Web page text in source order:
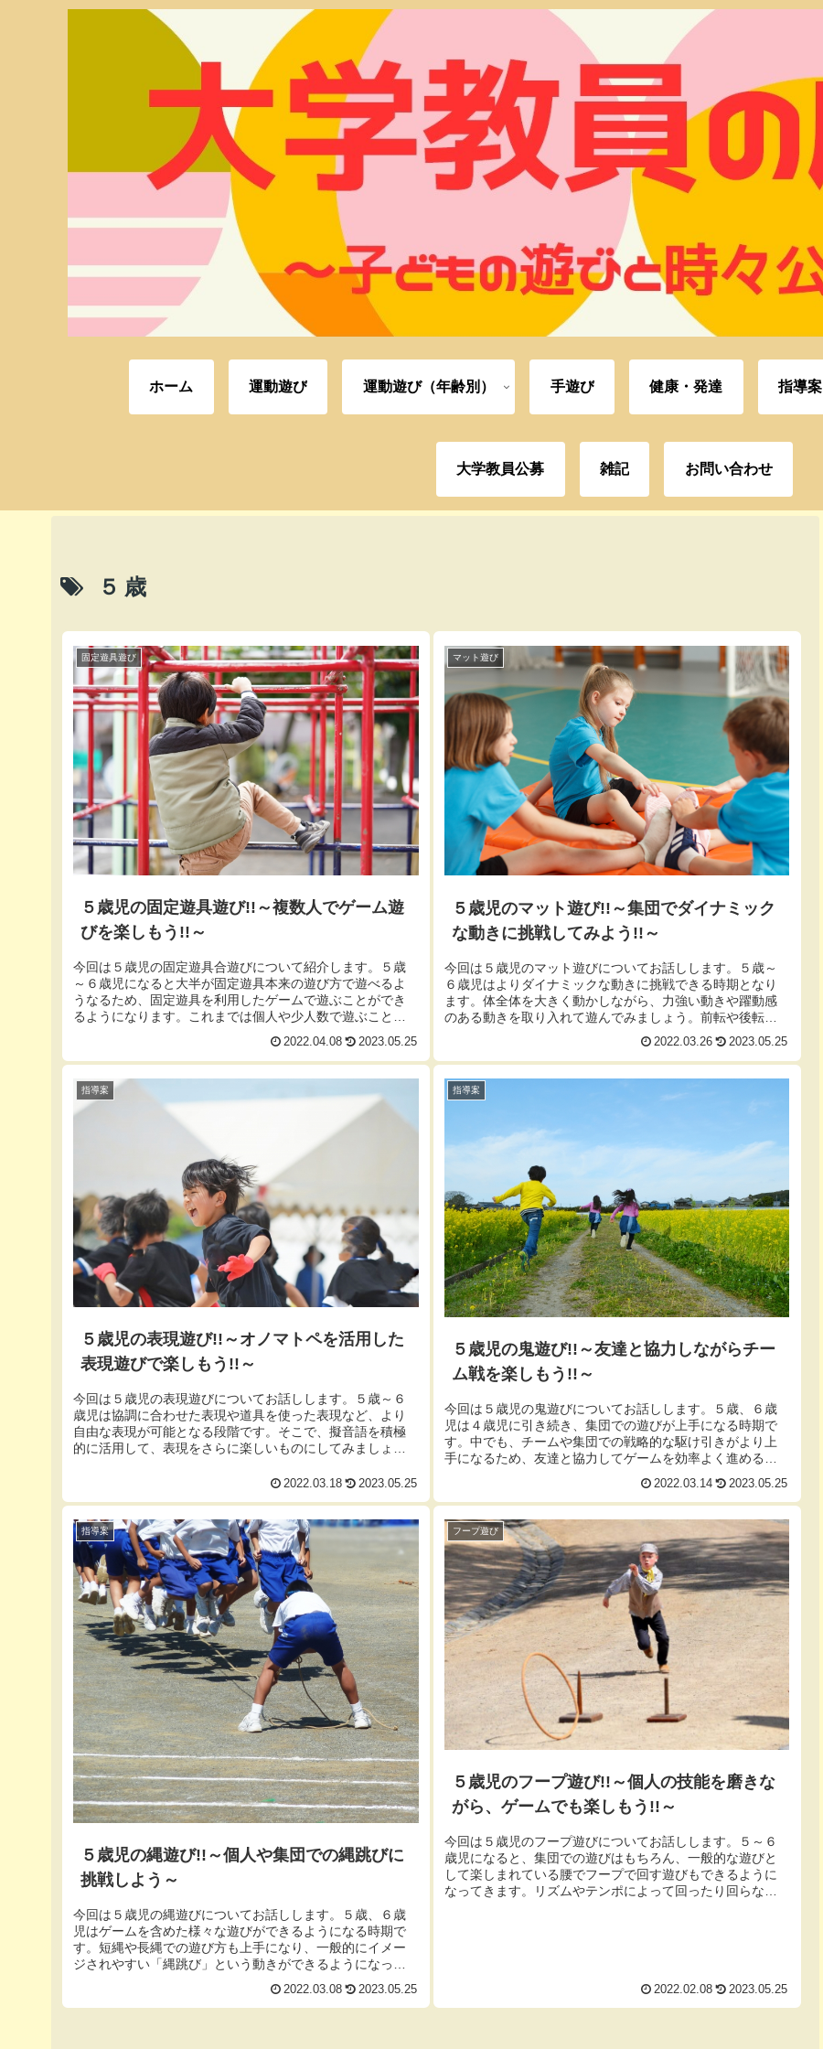
ホーム 運動遊び 運動遊び（年齢別） 手遊び 健康・発達 指導案
大学教員公募 雑記 お問い合わせ
５歳
固定遊具遊び
５歳児の固定遊具遊び!!～複数人でゲーム遊
びを楽しもう!!～
今回は５歳児の固定遊具合遊びについて紹介します。５歳
～６歳児になると大半が固定遊具本来の遊び方で遊べるよ
うなるため、固定遊具を利用したゲームで遊ぶことができ
るようになります。これまでは個人や少人数で遊ぶことが
2022.04.08 2023.05.25
マット遊び
５歳児のマット遊び!!～集団でダイナミック
な動きに挑戦してみよう!!～
今回は５歳児のマット遊びについてお話しします。５歳～
６歳児はよりダイナミックな動きに挑戦できる時期となり
ます。体全体を大きく動かしながら、力強い動きや躍動感
のある動きを取り入れて遊んでみましょう。前転や後転と
いったいわゆる「体操」と呼ばれる...
2022.03.26 2023.05.25
指導案
５歳児の表現遊び!!～オノマトペを活用した
表現遊びで楽しもう!!～
今回は５歳児の表現遊びについてお話しします。５歳～６
歳児は協調に合わせた表現や道具を使った表現など、より
自由な表現が可能となる段階です。そこで、擬音語を積極
的に活用して、表現をさらに楽しいものにしてみましょ
2022.03.18 2023.05.25
指導案
５歳児の鬼遊び!!～友達と協力しながらチー
ム戦を楽しもう!!～
今回は５歳児の鬼遊びについてお話しします。５歳、６歳
児は４歳児に引き続き、集団での遊びが上手になる時期で
す。中でも、チームや集団での戦略的な駆け引きがより上
手になるため、友達と協力してゲームを効率よく進めるこ
2022.03.14 2023.05.25
指導案
５歳児の縄遊び!!～個人や集団での縄跳びに
挑戦しよう～
今回は５歳児の縄遊びについてお話しします。５歳、６歳
児はゲームを含めた様々な遊びができるようになる時期で
す。短縄や長縄での遊び方も上手になり、一般的にイメー
ジされやすい「縄跳び」という動きができるようになって
2022.03.08 2023.05.25
フープ遊び
５歳児のフープ遊び!!～個人の技能を磨きな
がら、ゲームでも楽しもう!!～
今回は５歳児のフープ遊びについてお話しします。５～６
歳児になると、集団での遊びはもちろん、一般的な遊びと
して楽しまれている腰でフープで回す遊びもできるように
なってきます。リズムやテンポによって回ったり回らなか
2022.02.08 2023.05.25